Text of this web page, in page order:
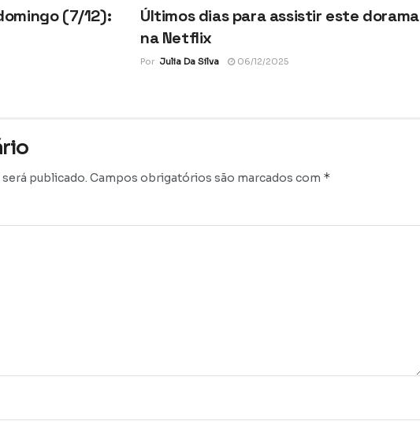
(7/12):
Últimos dias para assistir este dorama
na Netflix
Por Julia Da Silva 06/12/2025
publicado. Campos obrigatórios são marcados com *